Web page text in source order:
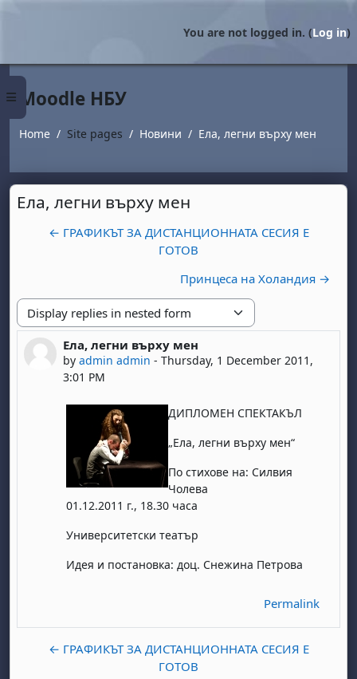
Side panel
You are not logged in. (Log in)
Moodle НБУ
Home Site pages Новини Ела, легни върху мен
Ела, легни върху мен
← ГРАФИКЪТ ЗА ДИСТАНЦИОННАТА СЕСИЯ Е
ГОТОВ
Принцеса на Холандия →
Display mode
Ела, легни върху мен
byadmin admin -Thursday, 1 December 2011,
3:01 PM
Number of replies: 0
ДИПЛОМЕН СПЕКТАКЪЛ
„Ела, легни върху мен“
По стихове на: Силвия
Чолева
01.12.2011 г., 18.30 часа
Университетски театър
Идея и постановка: доц. Снежина Петрова
Permalink
← ГРАФИКЪТ ЗА ДИСТАНЦИОННАТА СЕСИЯ Е
ГОТОВ